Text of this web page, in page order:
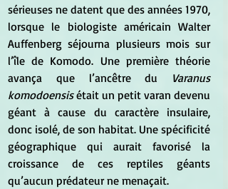
sérieuses ne datent que des années 1970,
lorsque le biologiste américain Walter
Auffenberg séjourna plusieurs mois sur
l’île de Komodo. Une première théorie
avança que l’ancêtre du Varanus
komodoensis était un petit varan devenu
géant à cause du caractère insulaire,
donc isolé, de son habitat. Une spécificité
géographique qui aurait favorisé la
croissance de ces reptiles géants
qu’aucun prédateur ne menaçait.